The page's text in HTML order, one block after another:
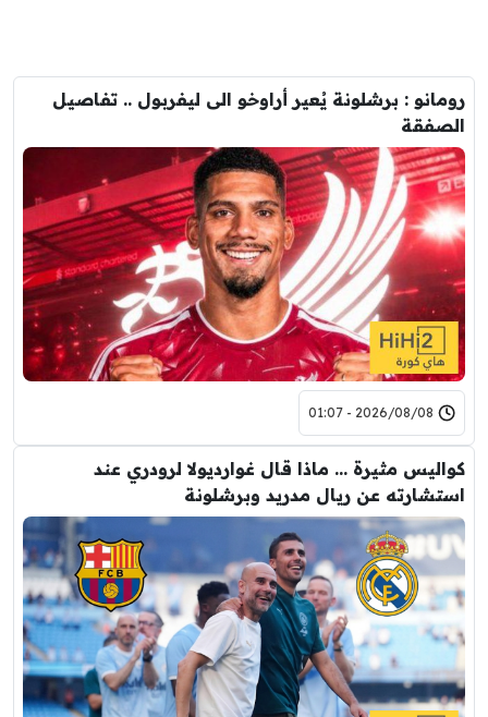
رومانو : برشلونة يُعير أراوخو الى ليفربول .. تفاصيل
الصفقة
2026/08/08 - 01:07
كواليس مثيرة … ماذا قال غوارديولا لرودري عند
استشارته عن ريال مدريد وبرشلونة